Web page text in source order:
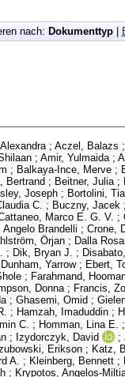
nach: Dokumenttyp|
; Aczel, Balazs ;
; Amir, Yulmaida ;
; Balkaya-Ince, Merve ;
Bertrand ; Beitner, Julia ;
Joseph ; Bortolini,
C. ; Buczny, Jacek ;
Marco E. G. V. ;
Angelo Brandelli ; Crone,
Örjan ; Dalla
; Dik, Bryan J. ;
Dunham, Yarrow; Ebert,
; Farahmand,
Donna ; Francis,
; Ghasemi, Omid ;
; Hamzah, Imaduddin ;
C. ; Homman, Lina E. ;
; Izydorczyk, David ;
Erikson ; Katz,
A. ; Kleinberg, Bennett ;
; Krypotos, Angelos-